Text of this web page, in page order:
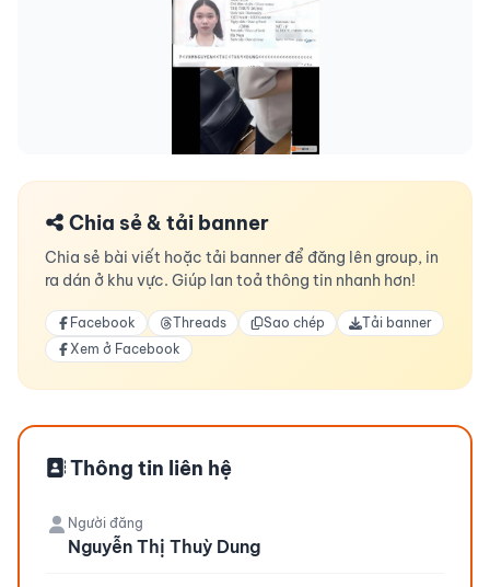
Chia sẻ & tải banner
Chia sẻ bài viết hoặc tải banner để đăng lên group, in
ra dán ở khu vực. Giúp lan toả thông tin nhanh hơn!
Facebook Threads Sao chép
Tải banner
Xem ở Facebook
Thông tin liên hệ
Người đăng
Nguyễn Thị Thuỳ Dung